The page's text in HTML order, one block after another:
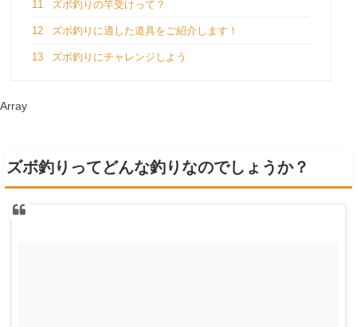
11 ズボ釣りの竿受けって？
12 ズボ釣りに適した道具をご紹介します！
13 ズボ釣りにチャレンジしよう
Array
ズボ釣りってどんな釣りなのでしょうか？